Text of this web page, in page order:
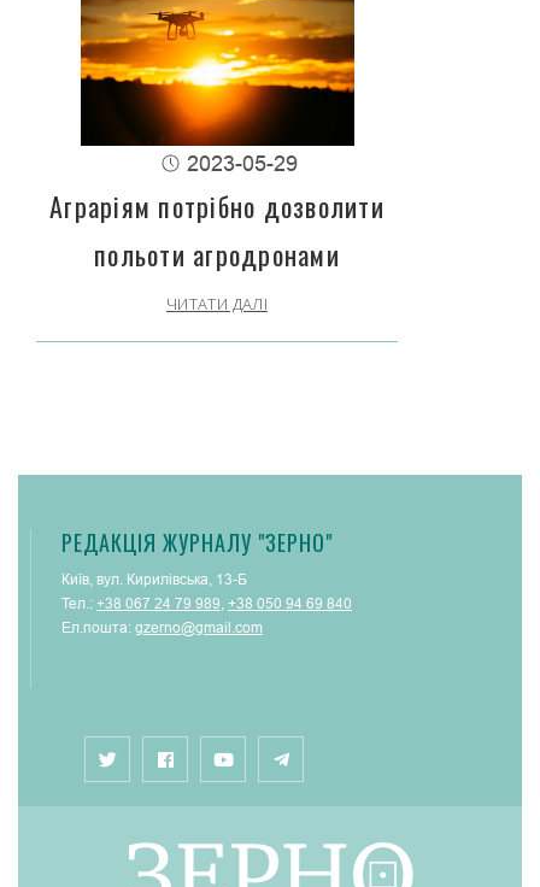
2023-05-29
Аграріям потрібно дозволити
польоти агродронами
ЧИТАТИ ДАЛІ
РЕДАКЦІЯ ЖУРНАЛУ "ЗЕРНО"
Київ, вул. Кирилівська, 13-Б
Тел.: +38 067 24 79 989, +38 050 94 69 840
Ел.пошта: gzerno@gmail.com